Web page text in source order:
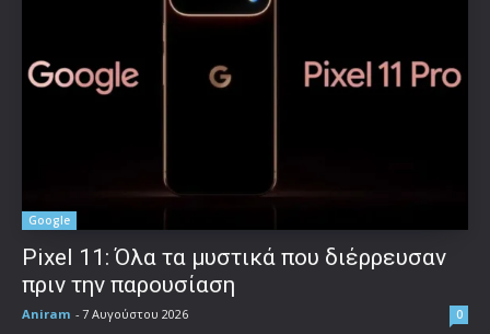
Google
Pixel 11: Όλα τα μυστικά που διέρρευσαν
πριν την παρουσίαση
Aniram - 7 Αυγούστου 2026 0